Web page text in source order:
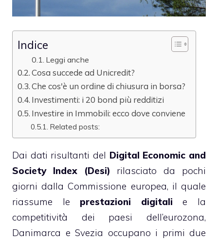
Indice
Leggi anche
Cosa succede ad Unicredit?
Che cos'è un ordine di chiusura in borsa?
Investimenti: i 20 bond più redditizi
Investire in Immobili: ecco dove conviene
Related posts:
Dai dati risultanti del Digital Economic and
Society Index (Desi) rilasciato da pochi
giorni dalla Commissione europea, il quale
riassume le prestazioni digitali e la
competitività dei paesi dell’eurozona,
Danimarca e Svezia occupano i primi due